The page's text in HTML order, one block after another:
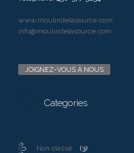
www.moulindelasource.com
info@moulindelasource.com
JOIGNEZ-VOUS À NOUS
Categories
Non classé (3)